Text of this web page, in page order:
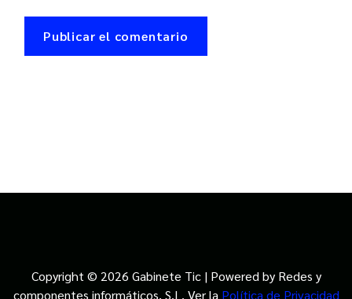
Copyright © 2026 Gabinete Tic | Powered by Redes y
componentes informáticos, S.L. Ver la Política de Privacidad